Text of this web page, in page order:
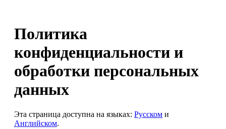
Политика
конфиденциальности и
обработки персональных
данных
Эта страница доступна на языках: Русском и
Английском.